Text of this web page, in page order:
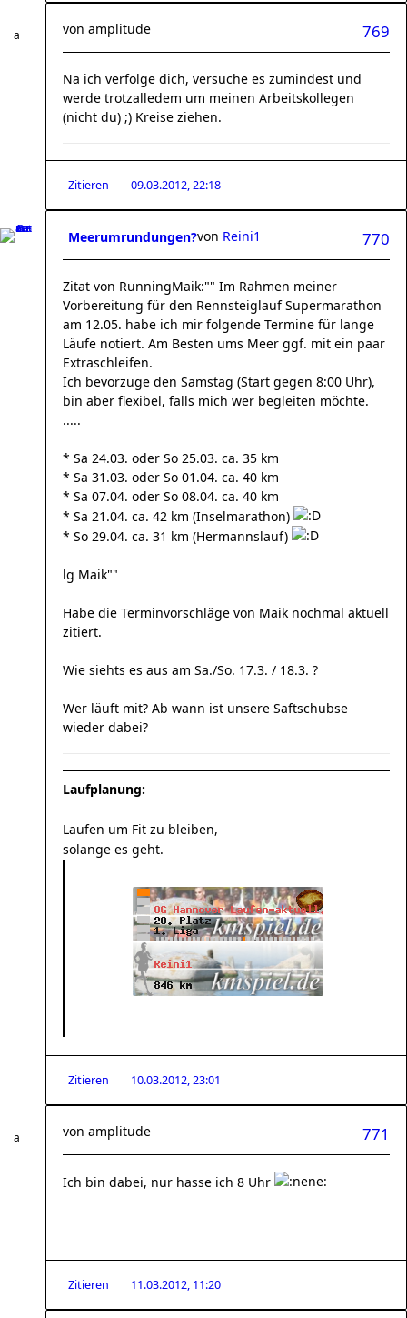
769
von amplitude
Na ich verfolge dich, versuche es zumindest und
werde trotzalledem um meinen Arbeitskollegen
(nicht du) ;) Kreise ziehen.
Zitieren 09.03.2012, 22:18
Meerumrundungen? 770
von Reini1
Zitat von RunningMaik:"" Im Rahmen meiner
Vorbereitung für den Rennsteiglauf Supermarathon
am 12.05. habe ich mir folgende Termine für lange
Läufe notiert. Am Besten ums Meer ggf. mit ein paar
Extraschleifen.
Ich bevorzuge den Samstag (Start gegen 8:00 Uhr),
bin aber flexibel, falls mich wer begleiten möchte.
.....
* Sa 24.03. oder So 25.03. ca. 35 km
* Sa 31.03. oder So 01.04. ca. 40 km
* Sa 07.04. oder So 08.04. ca. 40 km
* Sa 21.04. ca. 42 km (Inselmarathon)
* So 29.04. ca. 31 km (Hermannslauf)
lg Maik""
Habe die Terminvorschläge von Maik nochmal aktuell
zitiert.
Wie siehts es aus am Sa./So. 17.3. / 18.3. ?
Wer läuft mit? Ab wann ist unsere Saftschubse
wieder dabei?
Laufplanung:
Laufen um Fit zu bleiben,
solange es geht.
Zitieren 10.03.2012, 23:01
771
von amplitude
Ich bin dabei, nur hasse ich 8 Uhr
Zitieren 11.03.2012, 11:20